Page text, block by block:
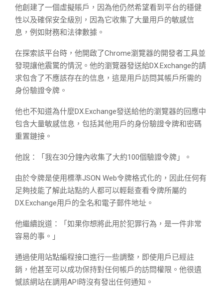
他創建了一個虛擬賬戶，因為他仍然希望看到平台的穩健
性以及確保安全級別，因為它收集了大量用戶的敏感信
息，例如財務和法律數據。
在探索該平台時，他開啟了Chrome瀏覽器的開發者工具並
發現讓他震驚的情況。他的瀏覽器發送給DX.Exchange的請
求包含了不應該存在的信息，這是用戶訪問其帳戶所需的
身份驗證令牌。
他也不知道為什麼DX.Exchange發送給他的瀏覽器的回應中
包含大量敏感信息，包括其他用戶的身份驗證令牌和密碼
重置鏈接。
他說：「我在30分鐘內收集了大約100個驗證令牌」。
由於令牌是使用標準JSON Web令牌格式化的，因此任何有
足夠技能了解此站點的人都可以輕鬆查看令牌所屬的
DX.Exchange用戶的全名和電子郵件地址。
他繼續說道：「如果你想將此用於犯罪行為，是一件非常
容易的事。」
通過使用站點編程接口進行一些調整，即使用戶已經註
銷，他甚至可以成功保持對任何帳戶的訪問權限。他很遺
憾該網站在調用API時沒有發出任何通知。